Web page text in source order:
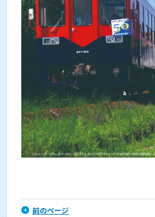
前のページ